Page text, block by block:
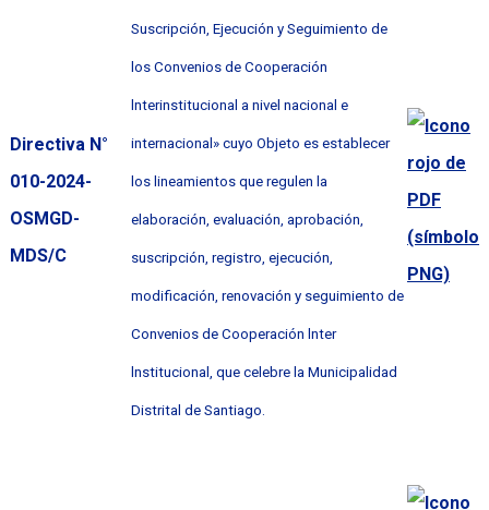
Directiva N°
010-2024-
OSMGD-
MDS/C
Suscripción, Ejecución y Seguimiento de
los Convenios de Cooperación
lnterinstitucional a nivel nacional e
internacional» cuyo Objeto es establecer
los lineamientos que regulen la
elaboración, evaluación, aprobación,
suscripción, registro, ejecución,
modificación, renovación y seguimiento de
Convenios de Cooperación lnter
lnstitucional, que celebre la Municipalidad
Distrital de Santiago.